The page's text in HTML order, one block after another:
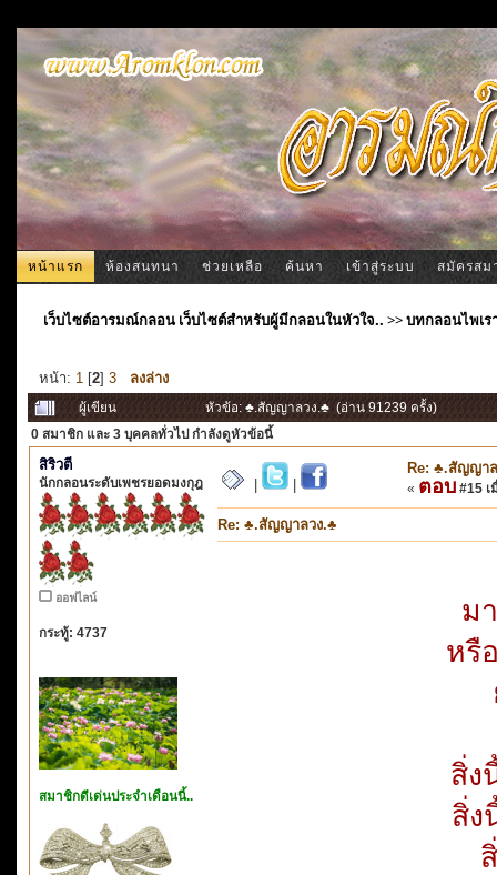
หน้าแรก ห้องสนทนา ช่วยเหลือ ค้นหา เข้าสู่ระบบ สมัครสม
เว็บไซต์อารมณ์กลอน เว็บไซต์สำหรับผู้มีกลอนในหัวใจ.. >>บทกลอนไพเร
หน้า: 1 [2] 3 ลงล่าง
ผู้เขียน
หัวข้อ: ♣.สัญญาลวง.♣ (อ่าน 91239 ครั้ง)
0 สมาชิก และ 3 บุคคลทั่วไป กำลังดูหัวข้อนี้
สิริวตี
นักกลอนระดับเพชรยอดมงกุฎ
ออฟไลน์
กระทู้: 4737
สมาชิกดีเด่นประจำเดือนนี้..
Re: ♣.สัญญา
« ตอบ #15 เ
Re: ♣.สัญญาลวง.♣
ม
หรื
สิ่ง
สิ่ง